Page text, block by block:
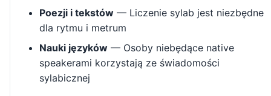
Poezji i tekstów — Liczenie sylab jest niezbędne
dla rytmu i metrum
Nauki języków — Osoby niebędące native
speakerami korzystają ze świadomości
sylabicznej